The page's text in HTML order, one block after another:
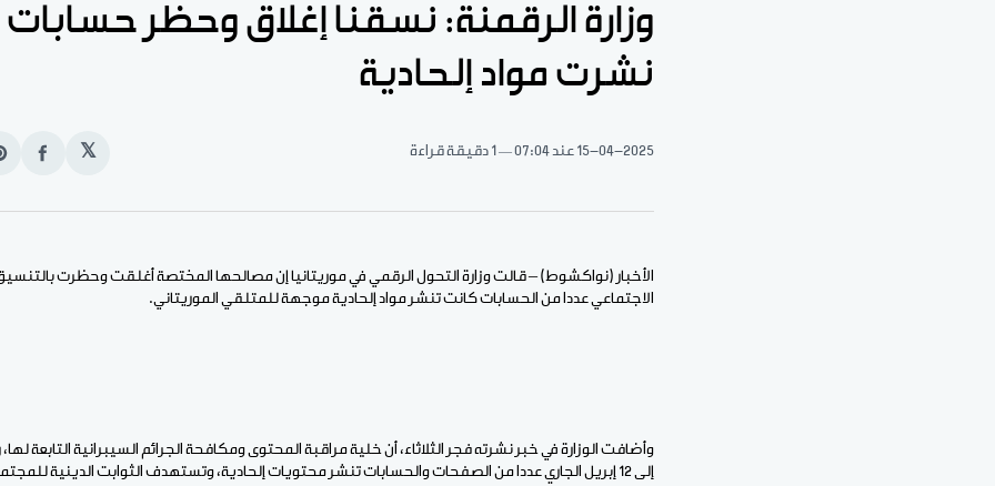
وزارة الرقمنة: نسقنا إغلاق وحظر حسابات
نشرت مواد إلحادية
15-04-2025 عند 07:04 1 دقيقة قراءة 𝕏
انشر
الأخبار (نواكشوط) – قالت وزارة التحول الرقمي في موريتانيا إن مصالحها المختصة أغلقت وحظرت
الاجتماعي عددا من الحسابات كانت تنشر مواد إلحادية موجهة للمتلقي الموريتاني.
إلى 12 إبريل الجاري عددا من الصفحات والحسابات تنشر محتويات إلحادية، وتستهدف الثوابت الدينية للمجتمع الموريتاني.